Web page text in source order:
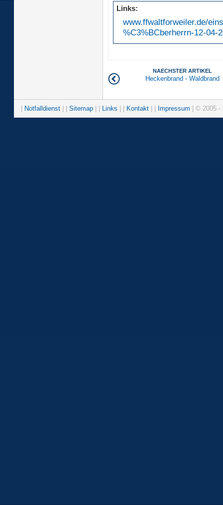
Links:
www.ffwaltforweiler.de/
%C3%BCberherrn-12-04-
NAECHSTER ARTIKEL
Heckenbrand - Waldbrand
Notfalldienst Sitemap Links Kontakt Impressum | © 2005 -